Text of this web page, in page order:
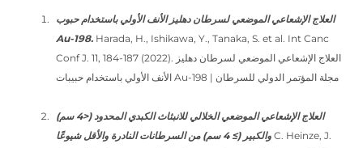
العلاج الإشعاعي الموضعي لسرطان دهليز الأنف الأولي باستخدام حبوب
Au-198. Harada, H., Ishikawa, Y., Tanaka, S. et al. Int Canc
Conf J. 11, 184-187 (2022). العلاج الإشعاعي الموضعي لسرطان دهليز
الأنف الأولي باستخدام حبيبات Au-198 | مجلة المؤتمر الدولي للسرطان
العلاج الإشعاعي الموضعي الخلالي للانبثاث الكبدي المحدود (<4 سم)
والكبير (≥ 4 سم) من السرطانات النادرة والأقل شيوعًا C. Heinze, J.